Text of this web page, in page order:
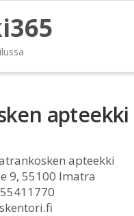
apteekki
apteekki
9, 55100 Imatra